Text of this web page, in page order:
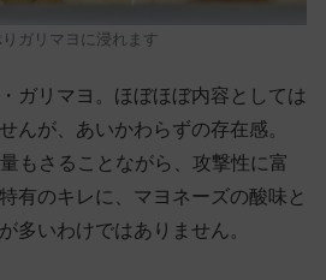
りガリマヨに浸れます
ガリマヨ。ほぼほぼ内容としては
んが、あいかわらずの存在感。
もさることながら、攻撃性に富
有のキレに、マヨネーズの酸味と
多いわけではありません。